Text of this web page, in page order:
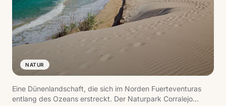
NATUR
Eine Dünenlandschaft, die sich im Norden Fuerteventuras
entlang des Ozeans erstreckt. Der Naturpark Corralejo